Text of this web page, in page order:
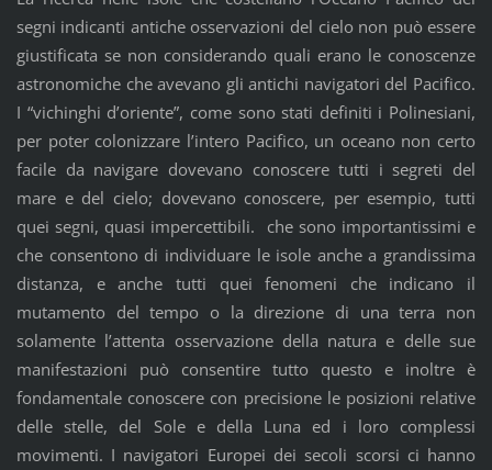
segni indicanti antiche osservazioni del cielo non può essere
giustificata se non considerando quali erano le conoscenze
astronomiche che avevano gli antichi navigatori del Pacifico.
I “vichinghi d’oriente”, come sono stati definiti i Polinesiani,
per poter colonizzare l’intero Pacifico, un oceano non certo
facile da navigare dovevano conoscere tutti i segreti del
mare e del cielo; dovevano conoscere, per esempio, tutti
quei segni, quasi impercettibili. che sono importantissimi e
che consentono di individuare le isole anche a grandissima
distanza, e anche tutti quei fenomeni che indicano il
mutamento del tempo o la direzione di una terra non
solamente l’attenta osservazione della natura e delle sue
manifestazioni può consentire tutto questo e inoltre è
fondamentale conoscere con precisione le posizioni relative
delle stelle, del Sole e della Luna ed i loro complessi
movimenti. I navigatori Europei dei secoli scorsi ci hanno